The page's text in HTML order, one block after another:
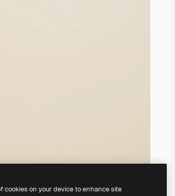
cookies on your device to enhance site